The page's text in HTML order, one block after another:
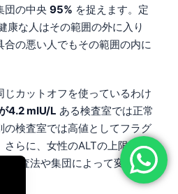
団の中央 95% を捉えます。定
康な人はその範囲の外に入り
合の悪い人でもその範囲の内に
じカットオフを使っているわけ
4.2 mIU/L ある検査室では正常
の検査室では高値としてフラグ
さらに、女性のALTの上限値
検査法や集団によって変わり